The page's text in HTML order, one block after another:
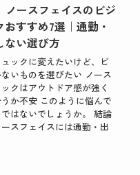
ノースフェイスのビジ
すすめ7選｜通勤・
ない選び方
ックに変えたいけど、ビ
いものを選びたい ノース
クはアウトドア感が強く
か不安 このように悩んで
はないでしょうか。 結論
スフェイスには通勤・出